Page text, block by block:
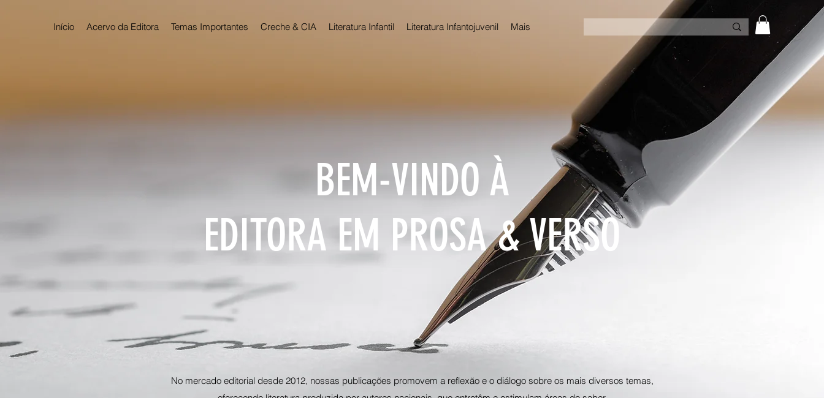
Início Acervo da Editora Temas Importantes Creche & CIA Literatura Infantil Literatura Infantojuvenil Mais
BEM-VINDO À
EDITORA EM PROSA & VERSO
No mercado editorial desde 2012, nossas publicações promovem a reflexão e o diálogo sobre os mais diversos temas,